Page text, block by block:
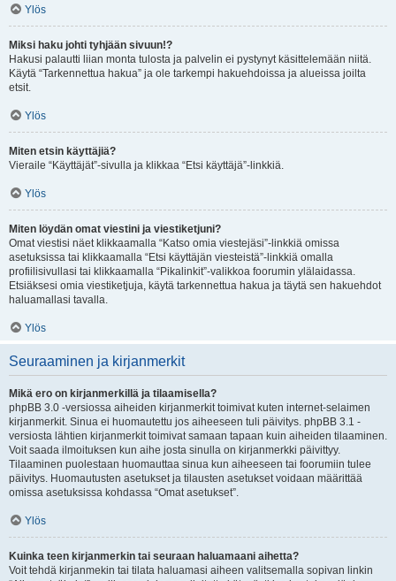
Ylös
Miksi haku johti tyhjään sivuun!?
Hakusi palautti liian monta tulosta ja palvelin ei pystynyt käsittelemään niitä.
Käytä “Tarkennettua hakua” ja ole tarkempi hakuehdoissa ja alueissa joilta
etsit.
Ylös
Miten etsin käyttäjiä?
Vieraile “Käyttäjät”-sivulla ja klikkaa “Etsi käyttäjä”-linkkiä.
Ylös
Miten löydän omat viestini ja viestiketjuni?
Omat viestisi näet klikkaamalla “Katso omia viestejäsi”-linkkiä omissa
asetuksissa tai klikkaamalla “Etsi käyttäjän viesteistä”-linkkiä omalla
profiilisivullasi tai klikkaamalla “Pikalinkit”-valikkoa foorumin ylälaidassa.
Etsiäksesi omia viestiketjuja, käytä tarkennettua hakua ja täytä sen hakuehdot
haluamallasi tavalla.
Ylös
Seuraaminen ja kirjanmerkit
Mikä ero on kirjanmerkillä ja tilaamisella?
phpBB 3.0 -versiossa aiheiden kirjanmerkit toimivat kuten internet-selaimen
kirjanmerkit. Sinua ei huomautettu jos aiheeseen tuli päivitys. phpBB 3.1 -
versiosta lähtien kirjanmerkit toimivat samaan tapaan kuin aiheiden tilaaminen.
Voit saada ilmoituksen kun aihe josta sinulla on kirjanmerkki päivittyy.
Tilaaminen puolestaan huomauttaa sinua kun aiheeseen tai foorumiin tulee
päivitys. Huomautusten asetukset ja tilausten asetukset voidaan määrittää
omissa asetuksissa kohdassa “Omat asetukset”.
Ylös
Kuinka teen kirjanmerkin tai seuraan haluamaani aihetta?
Voit tehdä kirjanmekin tai tilata haluamasi aiheen valitsemalla sopivan linkin